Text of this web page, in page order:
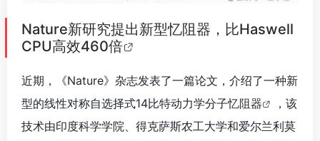
Nature新研究提出新型忆阻器，比Haswell
CPU高效460倍
近期，《Nature》杂志发表了一篇论文，介绍了一种新
型的线性对称自选择式14比特动力学分子忆阻器
，该
技术由印度科学学院、得克萨斯农工大学和爱尔兰利莫